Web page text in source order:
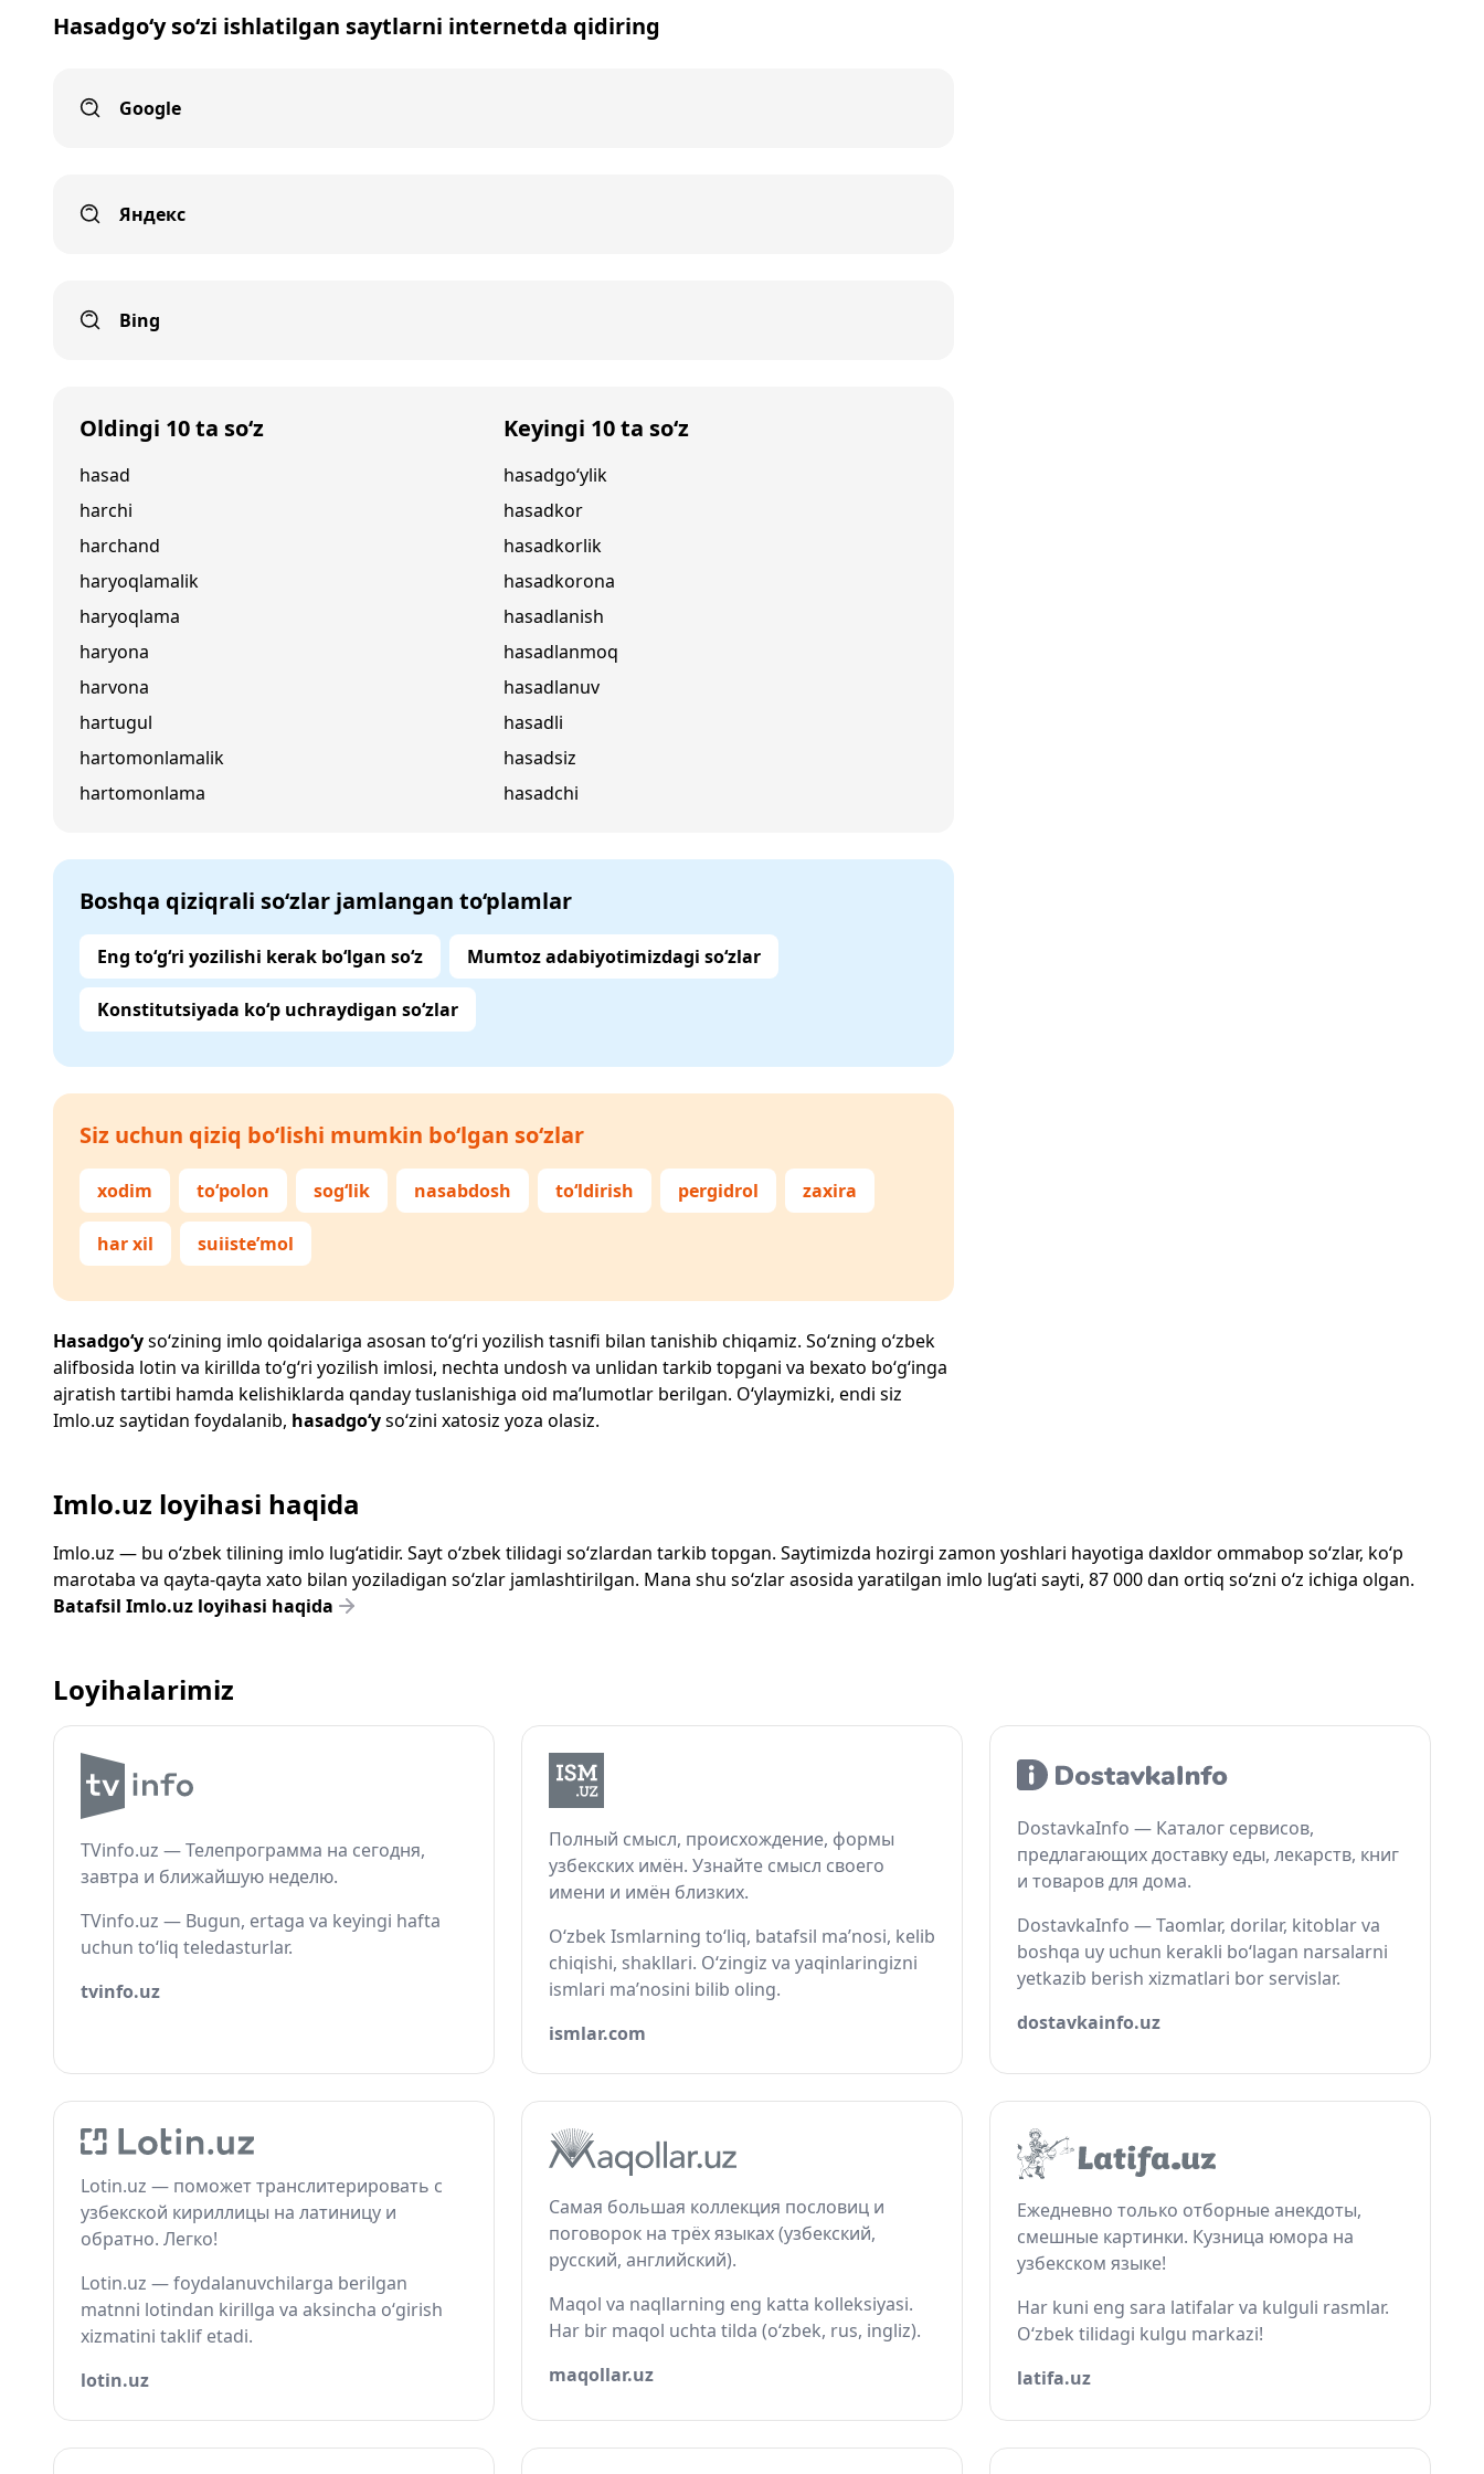
Hasadgo‘y so‘zi ishlatilgan saytlarni internetda qidiring
Google
Яндекс
Bing
Oldingi 10 ta so‘z
hasad
harchi
harchand
haryoqlamalik
haryoqlama
haryona
harvona
hartugul
hartomonlamalik
hartomonlama
Keyingi 10 ta so‘z
hasadgo‘ylik
hasadkor
hasadkorlik
hasadkorona
hasadlanish
hasadlanmoq
hasadlanuv
hasadli
hasadsiz
hasadchi
Boshqa qiziqrali so‘zlar jamlangan to‘plamlar
Eng to‘g‘ri yozilishi kerak bo‘lgan so‘z Mumtoz adabiyotimizdagi so‘zlar
Konstitutsiyada ko‘p uchraydigan so‘zlar
Siz uchun qiziq bo‘lishi mumkin bo‘lgan so‘zlar
xodim to‘polon sog‘lik nasabdosh to‘ldirish pergidrol zaxira
har xil suiiste’mol
Hasadgo‘yso‘zining imlo qoidalariga asosan to‘g‘ri yozilish tasnifi bilan tanishib chiqamiz. So‘zning o‘zbek
alifbosida lotin va kirillda to‘g‘ri yozilish imlosi, nechta undosh va unlidan tarkib topgani va bexato bo‘g‘inga
ajratish tartibi hamda kelishiklarda qanday tuslanishiga oid ma’lumotlar berilgan. O‘ylaymizki, endi siz
Imlo.uz saytidan foydalanib, hasadgo‘yso‘zini xatosiz yoza olasiz.
Imlo.uz loyihasi haqida
Imlo.uz — bu o‘zbek tilining imlo lug‘atidir. Sayt o‘zbek tilidagi so‘zlardan tarkib topgan. Saytimizda hozirgi zamon yoshlari hayotiga daxldor ommabop so‘zlar, ko‘p
marotaba va qayta-qayta xato bilan yoziladigan so‘zlar jamlashtirilgan. Mana shu so‘zlar asosida yaratilgan imlo lug‘ati sayti, 87 000 dan ortiq so‘zni o‘z ichiga olgan.
Batafsil Imlo.uz loyihasi haqida
Loyihalarimiz
TVinfo.uz — Телепрограмма на сегодня,
завтра и ближайшую неделю.
TVinfo.uz — Bugun, ertaga va keyingi hafta
uchun to‘liq teledasturlar.
tvinfo.uz
Полный смысл, происхождение, формы
узбекских имён. Узнайте смысл своего
имени и имён близких.
O‘zbek Ismlarning to‘liq, batafsil ma’nosi, kelib
chiqishi, shakllari. O‘zingiz va yaqinlaringizni
ismlari ma’nosini bilib oling.
ismlar.com
DostavkaInfo — Каталог сервисов,
предлагающих доставку еды, лекарств, книг
и товаров для дома.
DostavkaInfo — Taomlar, dorilar, kitoblar va
boshqa uy uchun kerakli bo‘lagan narsalarni
yetkazib berish xizmatlari bor servislar.
dostavkainfo.uz
Lotin.uz — поможет транслитерировать с
узбекской кириллицы на латиницу и
обратно. Легко!
Lotin.uz — foydalanuvchilarga berilgan
matnni lotindan kirillga va aksincha o‘girish
xizmatini taklif etadi.
lotin.uz
Самая большая коллекция пословиц и
поговорок на трёх языках (узбекский,
русский, английский).
Maqol va naqllarning eng katta kolleksiyasi.
Har bir maqol uchta tilda (o‘zbek, rus, ingliz).
maqollar.uz
Ежедневно только отборные анекдоты,
смешные картинки. Кузница юмора на
узбекском языке!
Har kuni eng sara latifalar va kulguli rasmlar.
O‘zbek tilidagi kulgu markazi!
latifa.uz